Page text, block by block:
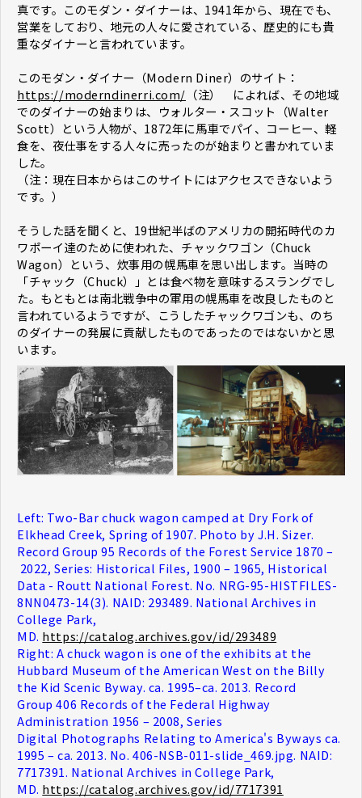
真です。このモダン・ダイナーは、1941年から、現在でも、
営業をしており、地元の人々に愛されている、歴史的にも貴
重なダイナーと言われています。
このモダン・ダイナー（Modern Diner）のサイト：
https://moderndinerri.com/ （注） によれば、その地域
でのダイナーの始まりは、ウォルター・スコット（Walter
Scott）という人物が、1872年に馬車でパイ、コーヒー、軽
食を、夜仕事をする人々に売ったのが始まりと書かれていま
した。
（注：現在日本からはこのサイトにはアクセスできないよう
です。）
そうした話を聞くと、19世紀半ばのアメリカの開拓時代のカ
ワポーイ達のために使われた、チャックワゴン（Chuck
Wagon）という、炊事用の幌馬車を思い出します。当時の
「チャック（Chuck）」とは食べ物を意味するスラングでし
た。もともとは南北戦争中の軍用の幌馬車を改良したものと
言われているようですが、こうしたチャックワゴンも、のち
のダイナーの発展に貢献したものであったのではないかと思
います。
Left: Two-Bar chuck wagon camped at Dry Fork of
Elkhead Creek, Spring of 1907. Photo by J.H. Sizer.
Record Group 95 Records of the Forest Service 1870 –
2022, Series: Historical Files, 1900 – 1965, Historical
Data - Routt National Forest. No. NRG-95-HISTFILES-
8NN0473-14(3). NAID: 293489. National Archives in
College Park,
MD. https://catalog.archives.gov/id/293489
Right: A chuck wagon is one of the exhibits at the
Hubbard Museum of the American West on the Billy
the Kid Scenic Byway. ca. 1995–ca. 2013. Record
Group 406 Records of the Federal Highway
Administration 1956 – 2008, Series
Digital Photographs Relating to America's Byways ca.
1995 – ca. 2013. No. 406-NSB-011-slide_469.jpg. NAID:
7717391. National Archives in College Park,
MD. https://catalog.archives.gov/id/7717391